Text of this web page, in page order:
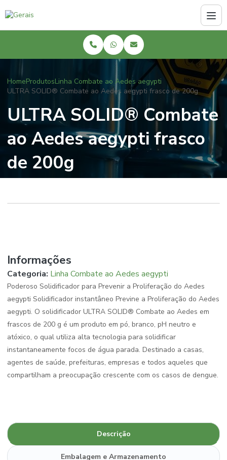
HomeProdutosLinha Combate ao Aedes aegypti
ULTRA SOLID® Combate ao Aedes aegypti frasco de 200g
ULTRA SOLID® Combate
ao Aedes aegypti frasco
de 200g
Informações
Categoria: Linha Combate ao Aedes aegypti
Poderoso Solidificador para Prevenir a Proliferação do Aedes
aegypti Solidificador instantâneo Previne a Proliferação do Aedes
aegypti. O solidificador ULTRA SOLID® Combate ao Aedes em
frascos de 200 g é um produto em pó, branco, pH neutro e
atóxico, o qual utiliza alta tecnologia para solidificar
instantaneamente focos de água parada. Destinado a casas,
agentes de saúde, prefeituras, empresas e todos aqueles que
compartilham a preocupação crescente com os casos de dengue.
Descrição
Embalagem e Armazenamento